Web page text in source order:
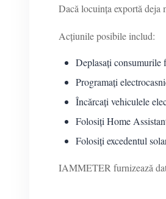
Dacă locuința exportă deja
Acțiunile posibile includ:
Deplasați consumurile
Programați
Încărcați vehiculele
Folosiți Home
Folosiți excedentul
IAMMETER furnizează